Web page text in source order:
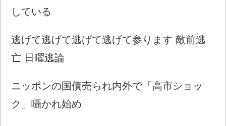
している
逃げて逃げて逃げて逃げて参ります 敵前逃
亡 日曜逃論
ニッポンの国債売られ内外で「高市ショッ
ク」囁かれ始め